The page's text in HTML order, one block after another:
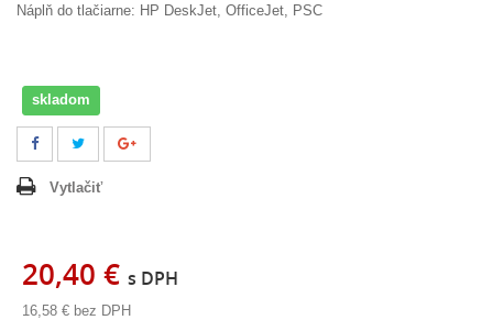
Náplň do tlačiarne: HP DeskJet, OfficeJet, PSC
skladom
Vytlačiť
20,40 € s DPH
16,58 € bez DPH